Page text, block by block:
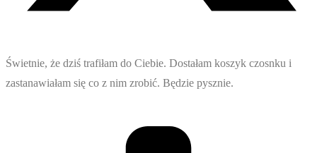
Świetnie, że dziś trafiłam do Ciebie. Dostałam koszyk czosnku i
zastanawiałam się co z nim zrobić. Będzie pysznie.